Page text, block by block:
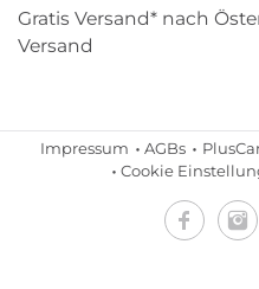
Gratis Versand* nach
Versand
Impressum AGBs
Cookie